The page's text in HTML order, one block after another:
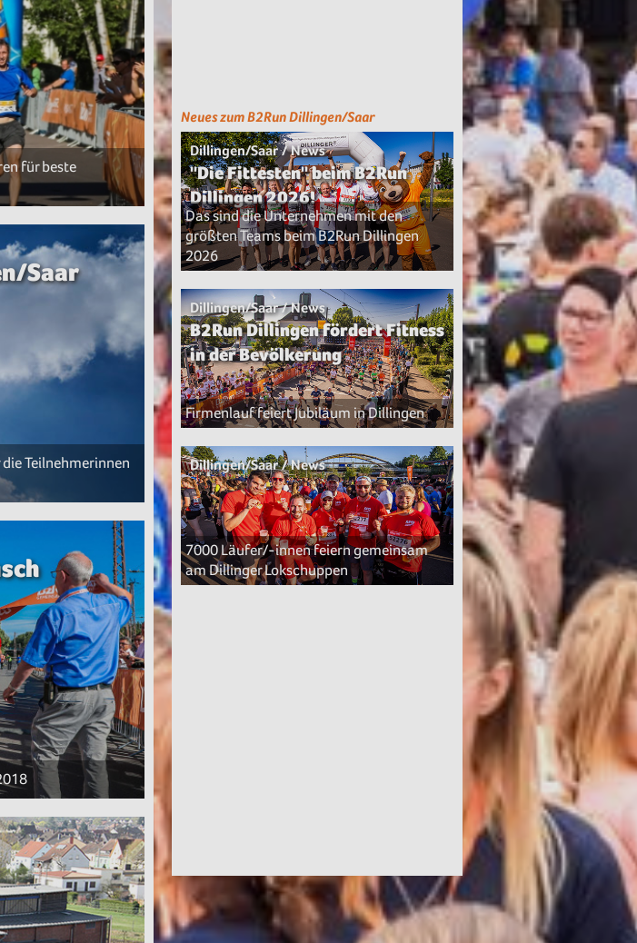
für beste
Saar
Teilnehmerinnen
Neues zum B2Run Dillingen/Saar
Dillingen/Saar / News
"Die Fittesten" beim B2Run
Dillingen 2026!
Das sind die Unternehmen mit den
größten Teams beim B2Run Dillingen
2026
Dillingen/Saar / News
B2Run Dillingen fördert Fitness
in der Bevölkerung
Firmenlauf feiert Jubiläum in Dillingen
Dillingen/Saar / News
7000 Läufer/-innen feiern gemeinsam
am Dillinger Lokschuppen